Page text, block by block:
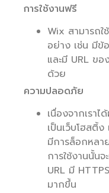
การใช้งานฟรี
Wix สามารถ
อย่าง เช่น มี
และมี URL ขอ
ด้วย
ความปลอดภัย
เนื่องจากเรา
เป็นเว็บโฮสติ้
มีการล็อกหลา
การใช้งานนั้น
URL มี
มากขึ้น